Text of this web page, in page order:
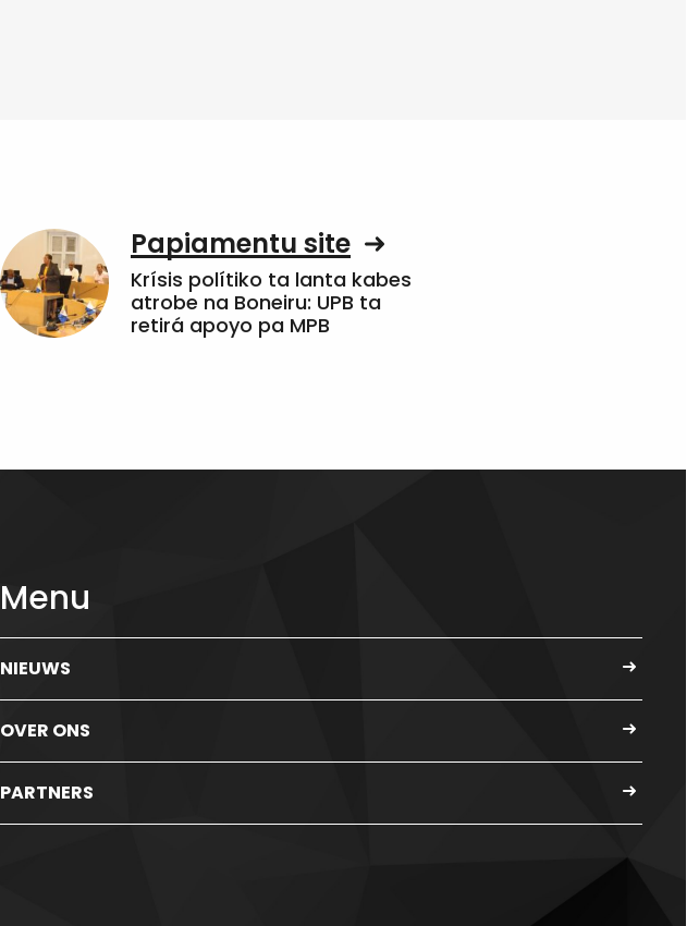
Papiamentu site
Krísis polítiko ta lanta kabes
atrobe na Boneiru: UPB ta
retirá apoyo pa MPB
Menu
NIEUWS
OVER ONS
PARTNERS